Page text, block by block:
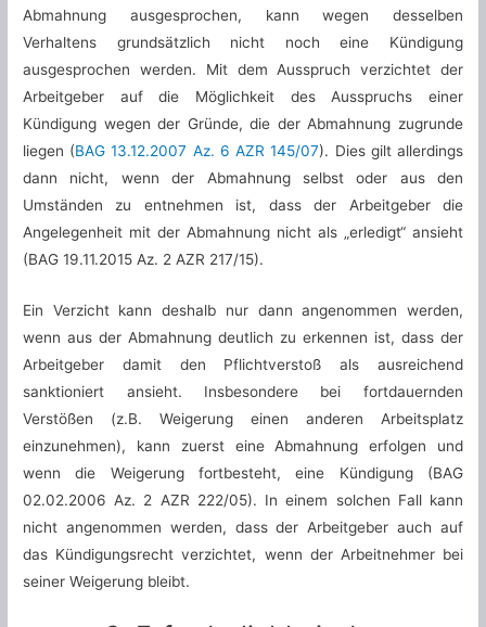
Abmahnung ausgesprochen, kann wegen desselben
Verhaltens grundsätzlich nicht noch eine Kündigung
ausgesprochen werden. Mit dem Ausspruch verzichtet der
Arbeitgeber auf die Möglichkeit des Ausspruchs einer
Kündigung wegen der Gründe, die der Abmahnung zugrunde
liegen (BAG 13.12.2007 Az. 6 AZR 145/07). Dies gilt allerdings
dann nicht, wenn der Abmahnung selbst oder aus den
Umständen zu entnehmen ist, dass der Arbeitgeber die
Angelegenheit mit der Abmahnung nicht als „erledigt“ ansieht
(BAG 19.11.2015 Az. 2 AZR 217/15).
Ein Verzicht kann deshalb nur dann angenommen werden,
wenn aus der Abmahnung deutlich zu erkennen ist, dass der
Arbeitgeber damit den Pflichtverstoß als ausreichend
sanktioniert ansieht. Insbesondere bei fortdauernden
Verstößen (z.B. Weigerung einen anderen Arbeitsplatz
einzunehmen), kann zuerst eine Abmahnung erfolgen und
wenn die Weigerung fortbesteht, eine Kündigung (BAG
02.02.2006 Az. 2 AZR 222/05). In einem solchen Fall kann
nicht angenommen werden, dass der Arbeitgeber auch auf
das Kündigungsrecht verzichtet, wenn der Arbeitnehmer bei
seiner Weigerung bleibt.